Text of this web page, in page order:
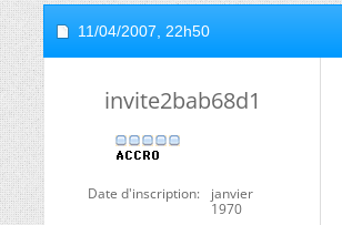
11/04/2007, 22h50
invite2bab68d1
Date d'inscription
janvier
1970